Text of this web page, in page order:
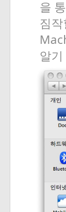
을
짐작
알기